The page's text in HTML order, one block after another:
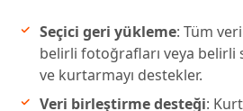
Seçici geri yükleme: Tüm
belirli fotoğrafları veya belirli
ve kurtarmayı destekler.
Veri birleştirme desteği: